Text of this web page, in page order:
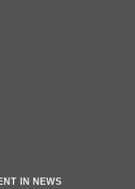
IN NEWS